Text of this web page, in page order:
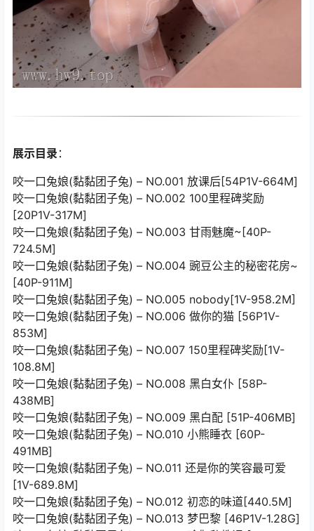
展示目录 ：
咬一口兔娘(黏黏团子兔) – NO.001 放课后[54P1V-664M]
咬一口兔娘(黏黏团子兔) – NO.002 100里程碑奖励
[20P1V-317M]
咬一口兔娘(黏黏团子兔) – NO.003 甘雨魅魔~[40P-
724.5M]
咬一口兔娘(黏黏团子兔) – NO.004 豌豆公主的秘密花房~
[40P-911M]
咬一口兔娘(黏黏团子兔) – NO.005 nobody[1V-958.2M]
咬一口兔娘(黏黏团子兔) – NO.006 做你的猫 [56P1V-
853M]
咬一口兔娘(黏黏团子兔) – NO.007 150里程碑奖励[1V-
108.8M]
咬一口兔娘(黏黏团子兔) – NO.008 黑白女仆 [58P-
438MB]
咬一口兔娘(黏黏团子兔) – NO.009 黑白配 [51P-406MB]
咬一口兔娘(黏黏团子兔) – NO.010 小熊睡衣 [60P-
491MB]
咬一口兔娘(黏黏团子兔) – NO.011 还是你的笑容最可爱
[1V-689.8M]
咬一口兔娘(黏黏团子兔) – NO.012 初恋的味道[440.5M]
咬一口兔娘(黏黏团子兔) – NO.013 梦巴黎 [46P1V-1.28G]